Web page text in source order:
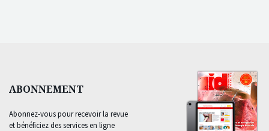
ABONNEMENT
Abonnez-vous pour recevoir la revue
et bénéficiez des services en ligne